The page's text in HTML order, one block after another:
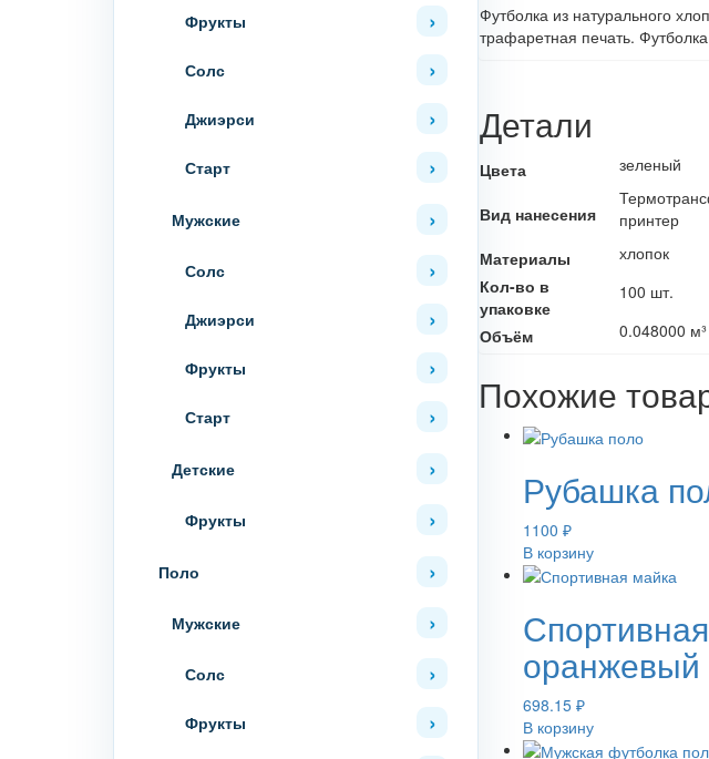
Фрукты
Солс
Джиэрси
Старт
Мужские
Солс
Джиэрси
Фрукты
Старт
Детские
Фрукты
Поло
Мужские
Солс
Фрукты
Футболка из натурального
трафаретная печать.
Детали
Цвета зеленый
Вид нанесения
принтер
Материалы
хлопок
Кол-во в
упаковке
100 шт.
Объём
0.048000 м³
Похожие
Рубашка
1100 ₽
В корзину
оранжевый
698.15 ₽
В корзину